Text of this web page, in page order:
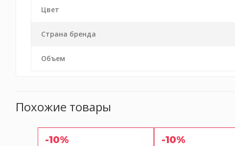
Цвет
Страна бренда
Объем
Похожие товары
-10% -10%